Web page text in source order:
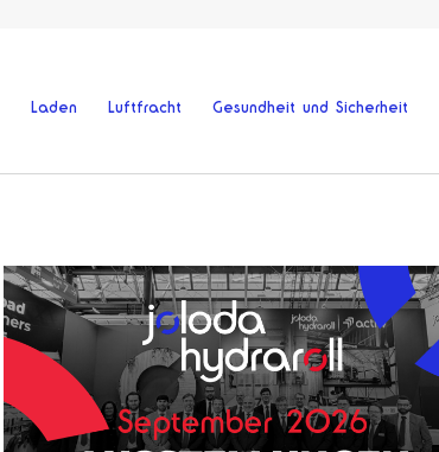
Laden Luftfracht Gesundheit und Sicherheit